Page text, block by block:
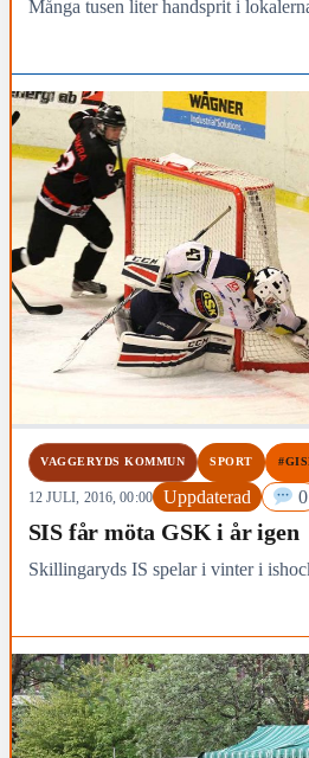
Många tusen liter handsprit i
VAGGERYDS KOMMUN SPORT
12 JULI, 2016, 00:00 Uppdaterad 0
SIS får möta GSK i år igen
Skillingaryds IS spelar i vinter i